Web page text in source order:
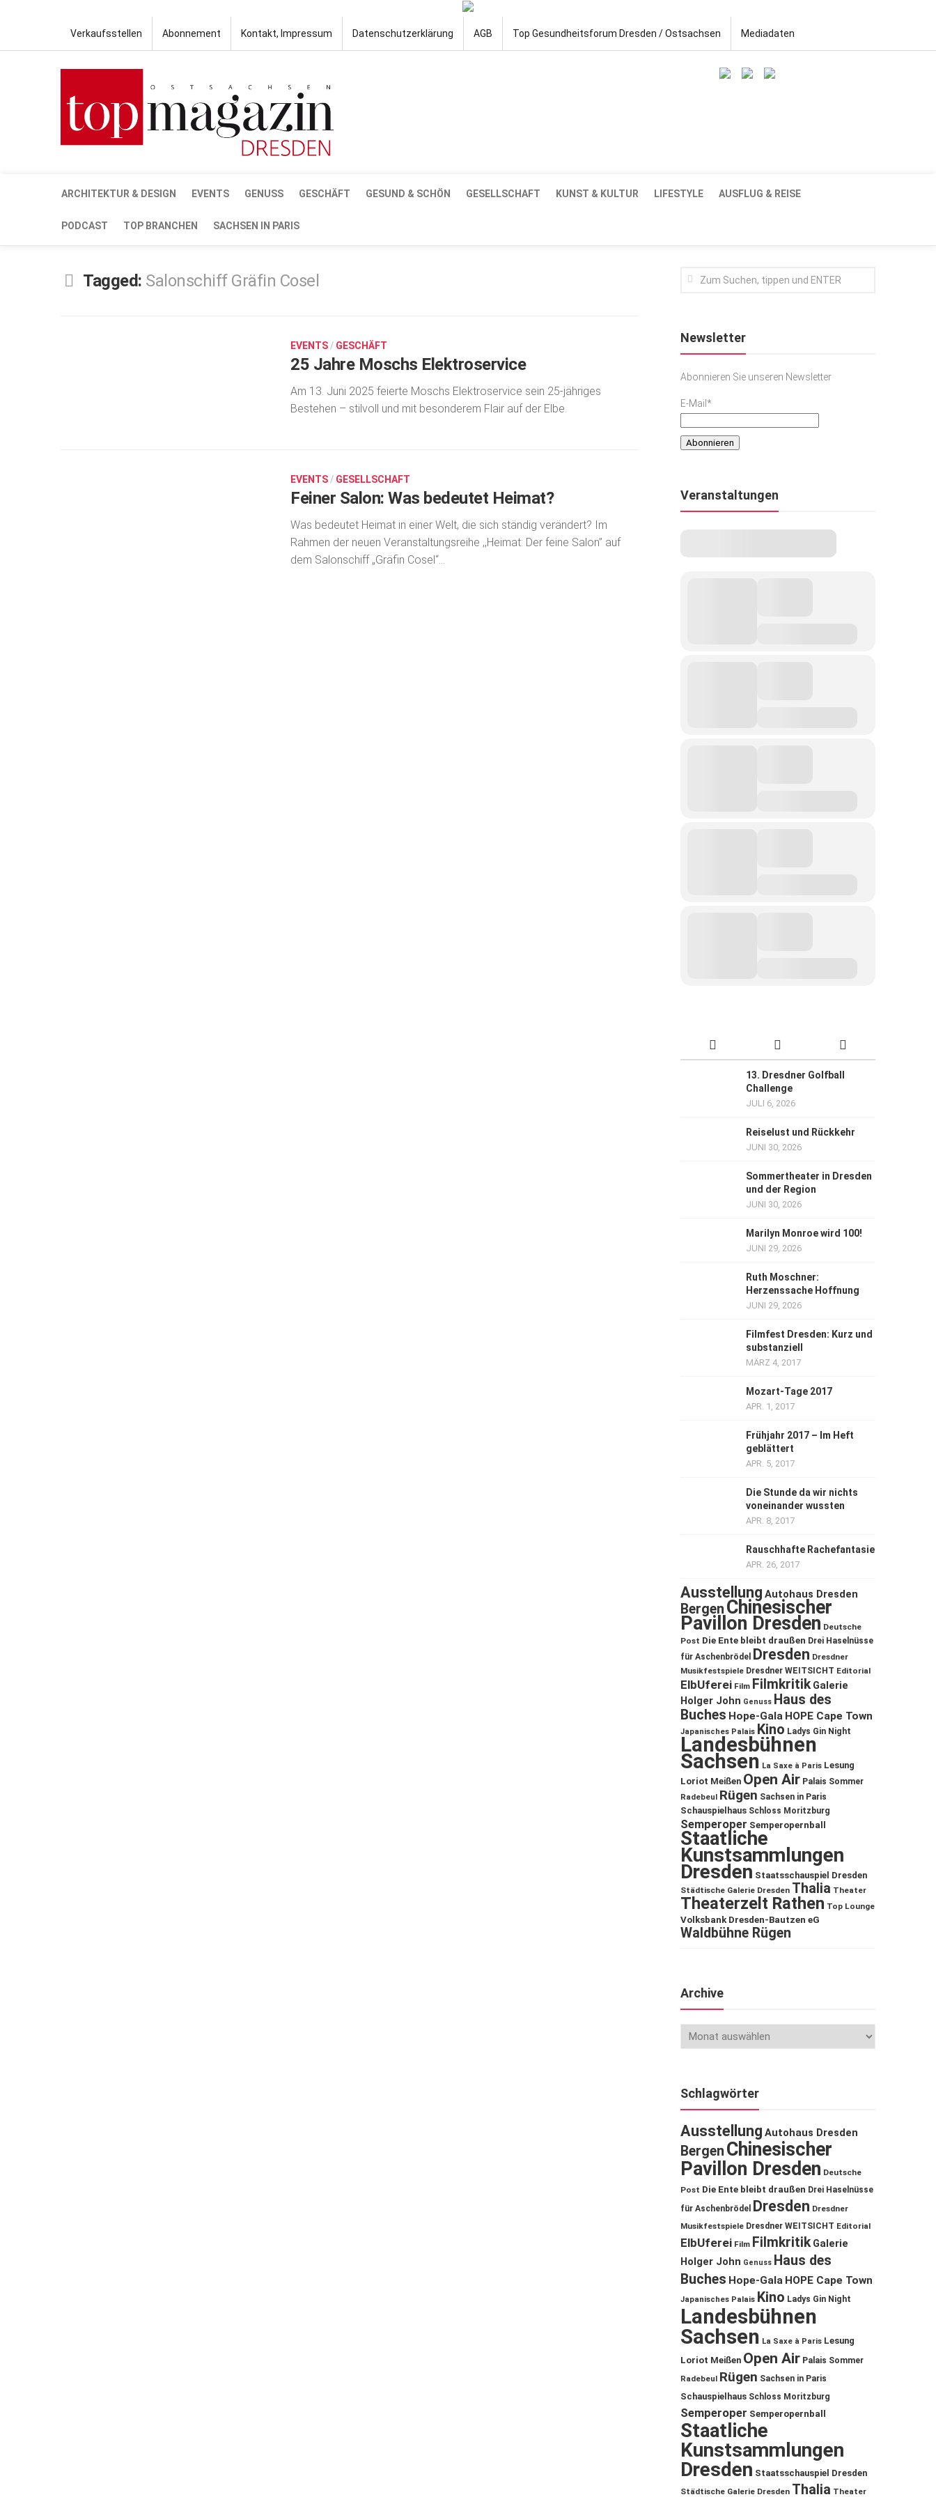
Verkaufsstellen Abonnement Kontakt, Impressum Datenschutzerklärung AGB Top Gesundheitsforum Dresden / Ostsachsen Mediadaten
ARCHITEKTUR & DESIGN EVENTS GENUSS GESCHÄFT GESUND & SCHÖN GESELLSCHAFT KUNST & KULTUR LIFESTYLE AUSFLUG & REISE
PODCAST TOP BRANCHEN SACHSEN IN PARIS
Tagged: Salonschiff Gräfin Cosel
EVENTS / GESCHÄFT
25 Jahre Moschs Elektroservice
Am 13. Juni 2025 feierte Moschs Elektroservice sein 25-jähriges
Bestehen – stilvoll und mit besonderem Flair auf der Elbe.
EVENTS / GESELLSCHAFT
Feiner Salon: Was bedeutet Heimat?
Was bedeutet Heimat in einer Welt, die sich ständig verändert? Im
Rahmen der neuen Veran­staltungsreihe ,,Heimat: Der feine Salon” auf
dem Salonschiff „Gräfin Cosel“...
Newsletter
Abonnieren Sie unseren Newsletter
E-Mail*
Veranstaltungen
13. Dresdner Golfball
Challenge
JULI 6, 2026
Reiselust und Rückkehr
JUNI 30, 2026
Sommertheater in Dresden
und der Region
JUNI 30, 2026
Marilyn Monroe wird 100!
JUNI 29, 2026
Ruth Moschner:
Herzenssache Hoffnung
JUNI 29, 2026
Filmfest Dresden: Kurz und
substanziell
MÄRZ 4, 2017
Mozart-Tage 2017
APR. 1, 2017
Frühjahr 2017 – Im Heft
geblättert
APR. 5, 2017
Die Stunde da wir nichts
voneinander wussten
APR. 8, 2017
Rauschhafte Rachefantasie
APR. 26, 2017
Ausstellung Autohaus Dresden
Bergen Chinesischer
Pavillon Dresden Deutsche
Post Die Ente bleibt draußen Drei Haselnüsse
für Aschenbrödel
Dresden Dresdner
Musikfestspiele Dresdner WEITSICHT Editorial
ElbUferei Film Filmkritik Galerie
Holger John Genuss Haus des
Buches Hope-Gala HOPE Cape Town
Japanisches Palais Kino Ladys Gin Night
Landesbühnen
Sachsen La Saxe à Paris Lesung
Loriot Meißen Open Air Palais Sommer
Radebeul Rügen Sachsen in Paris
Schauspielhaus Schloss Moritzburg
Semperoper Semperopernball
Staatliche
Kunstsammlungen
Dresden Staatsschauspiel Dresden
Städtische Galerie Dresden Thalia Theater
Theaterzelt Rathen Top Lounge
Volksbank Dresden-Bautzen eG
Waldbühne Rügen
Archive
Schlagwörter
Ausstellung Autohaus Dresden
Bergen Chinesischer
Pavillon Dresden Deutsche
Post Die Ente bleibt draußen Drei Haselnüsse
für Aschenbrödel
Dresden Dresdner
Musikfestspiele Dresdner WEITSICHT Editorial
ElbUferei Film Filmkritik Galerie
Holger John Genuss Haus des
Buches Hope-Gala HOPE Cape Town
Japanisches Palais Kino Ladys Gin Night
Landesbühnen
Sachsen La Saxe à Paris Lesung
Loriot Meißen Open Air Palais Sommer
Radebeul Rügen Sachsen in Paris
Schauspielhaus Schloss Moritzburg
Semperoper Semperopernball
Staatliche
Kunstsammlungen
Dresden Staatsschauspiel Dresden
Städtische Galerie Dresden Thalia Theater